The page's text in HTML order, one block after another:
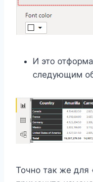
И это
следующим
Точно так же для